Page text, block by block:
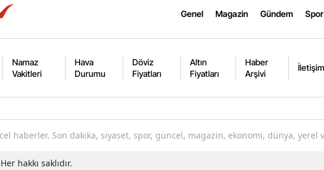
Genel Magazin Gündem Spor
Namaz
Vakitleri
Hava
Durumu
Döviz
Fiyatları
Altın
Fiyatları
Haber
Arşivi
haberler. Son dakika, siyaset, spor, güncel, magazin, ekonomi, dünya, yerel
hakkı saklıdır.